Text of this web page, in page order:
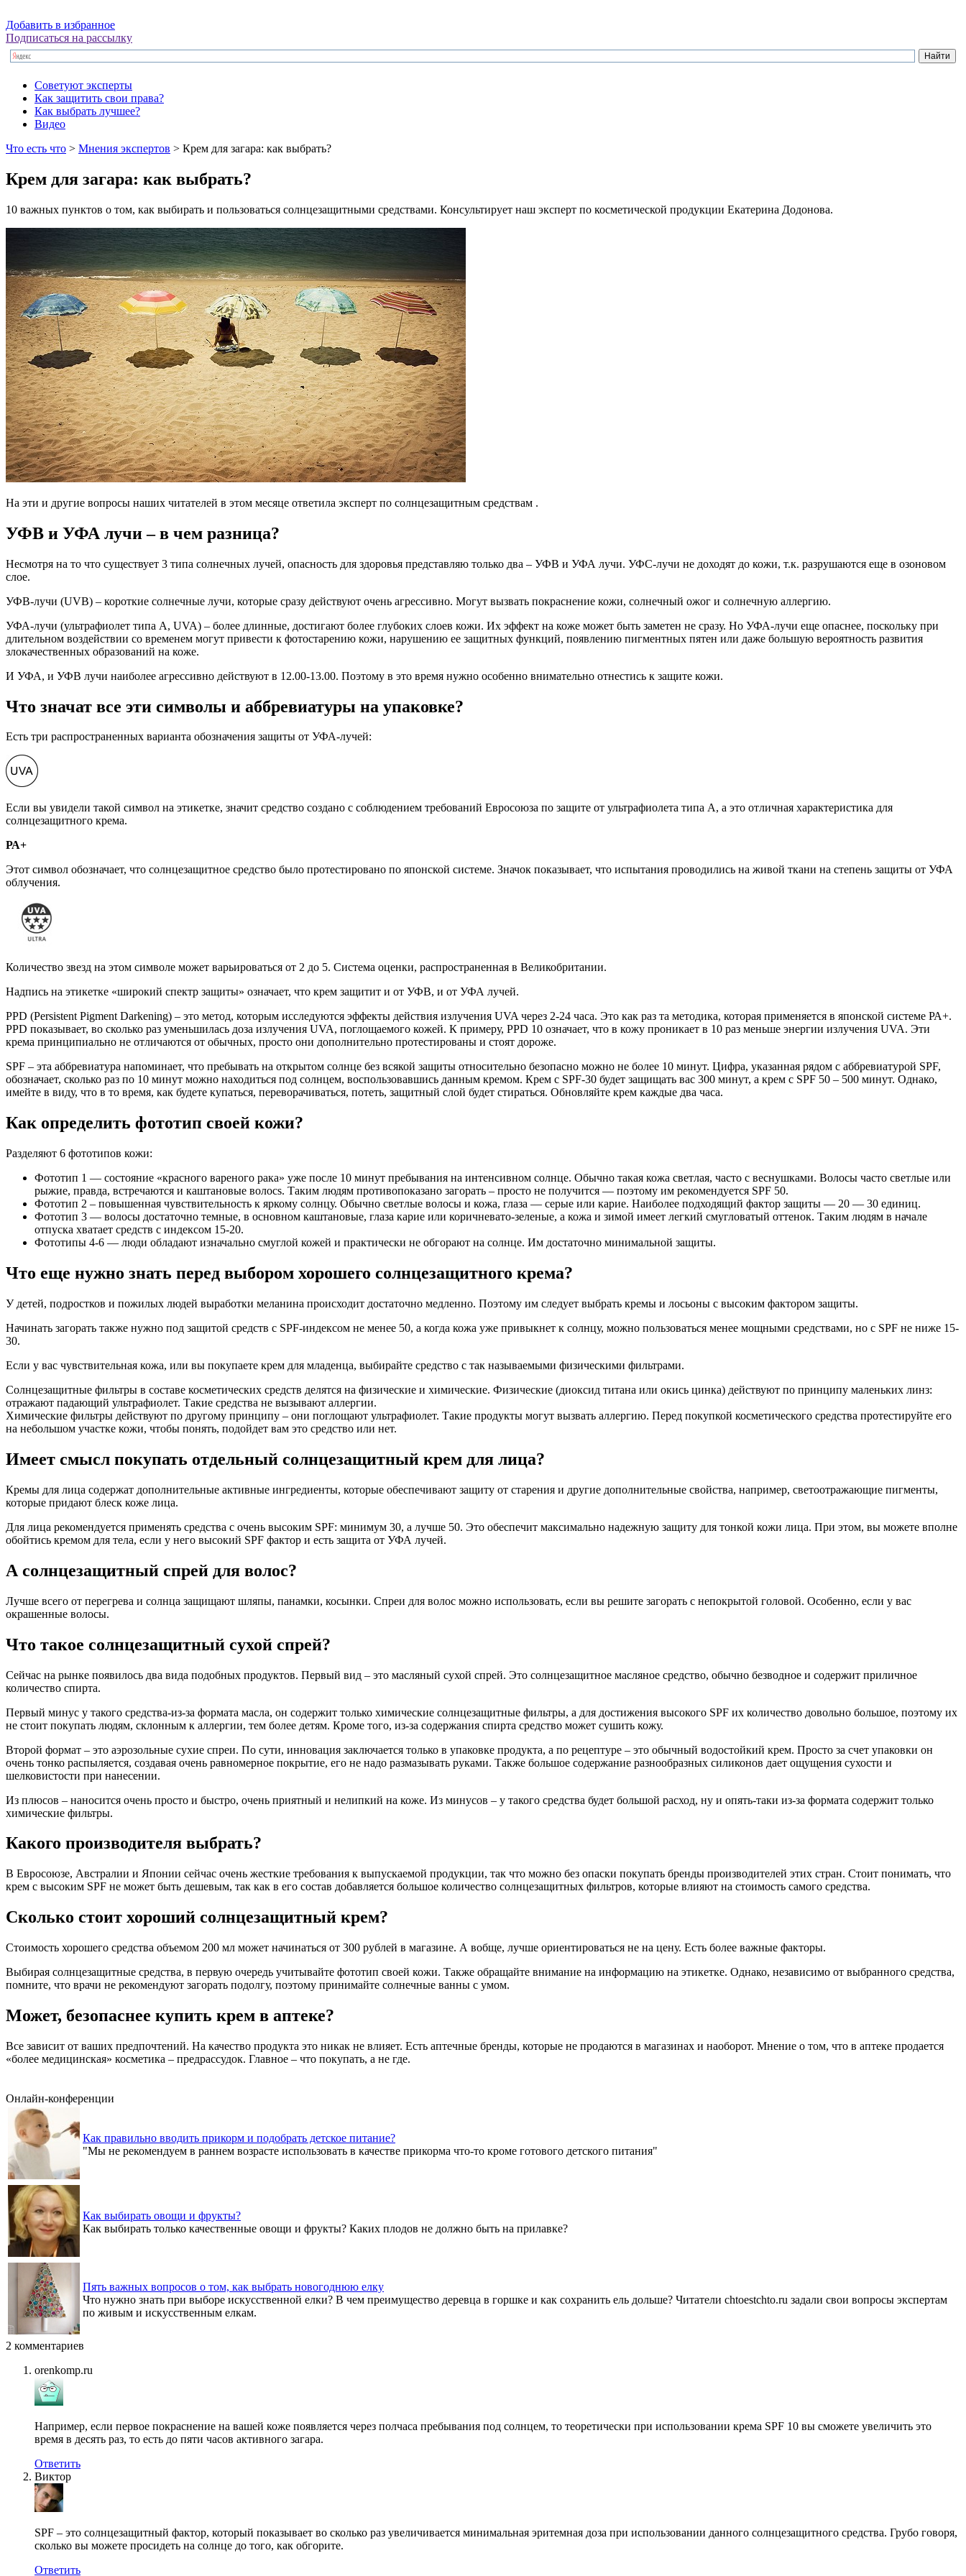
Добавить в избранное
Подписаться на рассылку
Советуют эксперты
Как защитить свои права?
Как выбрать лучшее?
Видео
Что есть что > Мнения экспертов > Крем для загара: как выбрать?
Крем для загара: как выбрать?
10 важных пунктов о том, как выбирать и пользоваться солнцезащитными средствами. Консультирует наш эксперт по косметической продукции Екатерина Додонова.
На эти и другие вопросы наших читателей в этом месяце ответила эксперт по солнцезащитным средствам .
УФВ и УФА лучи – в чем разница?
Несмотря на то что существует 3 типа солнечных лучей, опасность для здоровья представляю только два – УФВ и УФА лучи. УФС-лучи не доходят до кожи, т.к. разрушаются еще в озоновом
слое.
УФВ-лучи (UVB) – короткие солнечные лучи, которые сразу действуют очень агрессивно. Могут вызвать покраснение кожи, солнечный ожог и солнечную аллергию.
УФА-лучи (ультрафиолет типа A, UVA) – более длинные, достигают более глубоких слоев кожи. Их эффект на коже может быть заметен не сразу. Но УФА-лучи еще опаснее, поскольку при
длительном воздействии со временем могут привести к фотостарению кожи, нарушению ее защитных функций, появлению пигментных пятен или даже большую вероятность развития
злокачественных образований на коже.
И УФА, и УФВ лучи наиболее агрессивно действуют в 12.00-13.00. Поэтому в это время нужно особенно внимательно отнестись к защите кожи.
Что значат все эти символы и аббревиатуры на упаковке?
Есть три распространенных варианта обозначения защиты от УФА-лучей:
Если вы увидели такой символ на этикетке, значит средство создано с соблюдением требований Евросоюза по защите от ультрафиолета типа А, а это отличная характеристика для
солнцезащитного крема.
РА+
Этот символ обозначает, что солнцезащитное средство было протестировано по японской системе. Значок показывает, что испытания проводились на живой ткани на степень защиты от УФА
облучения.
Количество звезд на этом символе может варьироваться от 2 до 5. Система оценки, распространенная в Великобритании.
Надпись на этикетке «широкий спектр защиты» означает, что крем защитит и от УФВ, и от УФА лучей.
PPD (Persistent Pigment Darkening) – это метод, которым исследуются эффекты действия излучения UVA через 2-24 часа. Это как раз та методика, которая применяется в японской системе РА+.
PPD показывает, во сколько раз уменьшилась доза излучения UVA, поглощаемого кожей. К примеру, PPD 10 означает, что в кожу проникает в 10 раз меньше энергии излучения UVA. Эти
крема принципиально не отличаются от обычных, просто они дополнительно протестированы и стоят дороже.
SPF – эта аббревиатура напоминает, что пребывать на открытом солнце без всякой защиты относительно безопасно можно не более 10 минут. Цифра, указанная рядом с аббревиатурой SPF,
обозначает, сколько раз по 10 минут можно находиться под солнцем, воспользовавшись данным кремом. Крем с SPF-30 будет защищать вас 300 минут, а крем с SPF 50 – 500 минут. Однако,
имейте в виду, что в то время, как будете купаться, переворачиваться, потеть, защитный слой будет стираться. Обновляйте крем каждые два часа.
Как определить фототип своей кожи?
Разделяют 6 фототипов кожи:
Фототип 1 — состояние «красного вареного рака» уже после 10 минут пребывания на интенсивном солнце. Обычно такая кожа светлая, часто с веснушками. Волосы часто светлые или
рыжие, правда, встречаются и каштановые волосs. Таким людям противопоказано загорать – просто не получится — поэтому им рекомендуется SPF 50.
Фототип 2 – повышенная чувствительность к яркому солнцу. Обычно светлые волосы и кожа, глаза — серые или карие. Наиболее подходящий фактор защиты — 20 — 30 единиц.
Фототип 3 — волосы достаточно темные, в основном каштановые, глаза карие или коричневато-зеленые, а кожа и зимой имеет легкий смугловатый оттенок. Таким людям в начале
отпуска хватает средств с индексом 15-20.
Фототипы 4-6 — люди обладают изначально смуглой кожей и практически не обгорают на солнце. Им достаточно минимальной защиты.
Что еще нужно знать перед выбором хорошего солнцезащитного крема?
У детей, подростков и пожилых людей выработки меланина происходит достаточно медленно. Поэтому им следует выбрать кремы и лосьоны с высоким фактором защиты.
Начинать загорать также нужно под защитой средств с SPF-индексом не менее 50, а когда кожа уже привыкнет к солнцу, можно пользоваться менее мощными средствами, но с SPF не ниже 15-
30.
Если у вас чувствительная кожа, или вы покупаете крем для младенца, выбирайте средство с так называемыми физическими фильтрами.
Солнцезащитные фильтры в составе косметических средств делятся на физические и химические. Физические (диоксид титана или окись цинка) действуют по принципу маленьких линз:
отражают падающий ультрафиолет. Такие средства не вызывают аллергии.
Химические фильтры действуют по другому принципу – они поглощают ультрафиолет. Такие продукты могут вызвать аллергию. Перед покупкой косметического средства протестируйте его
на небольшом участке кожи, чтобы понять, подойдет вам это средство или нет.
Имеет смысл покупать отдельный солнцезащитный крем для лица?
Кремы для лица содержат дополнительные активные ингредиенты, которые обеспечивают защиту от старения и другие дополнительные свойства, например, светоотражающие пигменты,
которые придают блеск коже лица.
Для лица рекомендуется применять средства с очень высоким SPF: минимум 30, а лучше 50. Это обеспечит максимально надежную защиту для тонкой кожи лица. При этом, вы можете вполне
обойтись кремом для тела, если у него высокий SPF фактор и есть защита от УФА лучей.
А солнцезащитный спрей для волос?
Лучше всего от перегрева и солнца защищают шляпы, панамки, косынки. Спреи для волос можно использовать, если вы решите загорать с непокрытой головой. Особенно, если у вас
окрашенные волосы.
Что такое солнцезащитный сухой спрей?
Сейчас на рынке появилось два вида подобных продуктов. Первый вид – это масляный сухой спрей. Это солнцезащитное масляное средство, обычно безводное и содержит приличное
количество спирта.
Первый минус у такого средства-из-за формата масла, он содержит только химические солнцезащитные фильтры, а для достижения высокого SPF их количество довольно большое, поэтому их
не стоит покупать людям, склонным к аллергии, тем более детям. Кроме того, из-за содержания спирта средство может сушить кожу.
Второй формат – это аэрозольные сухие спреи. По сути, инновация заключается только в упаковке продукта, а по рецептуре – это обычный водостойкий крем. Просто за счет упаковки он
очень тонко распыляется, создавая очень равномерное покрытие, его не надо размазывать руками. Также большое содержание разнообразных силиконов дает ощущения сухости и
шелковистости при нанесении.
Из плюсов – наносится очень просто и быстро, очень приятный и нелипкий на коже. Из минусов – у такого средства будет большой расход, ну и опять-таки из-за формата содержит только
химические фильтры.
Какого производителя выбрать?
В Евросоюзе, Австралии и Японии сейчас очень жесткие требования к выпускаемой продукции, так что можно без опаски покупать бренды производителей этих стран. Стоит понимать, что
крем с высоким SPF не может быть дешевым, так как в его состав добавляется большое количество солнцезащитных фильтров, которые влияют на стоимость самого средства.
Сколько стоит хороший солнцезащитный крем?
Стоимость хорошего средства объемом 200 мл может начинаться от 300 рублей в магазине. А вобще, лучше ориентироваться не на цену. Есть более важные факторы.
Выбирая солнцезащитные средства, в первую очередь учитывайте фототип своей кожи. Также обращайте внимание на информацию на этикетке. Однако, независимо от выбранного средства,
помните, что врачи не рекомендуют загорать подолгу, поэтому принимайте солнечные ванны с умом.
Может, безопаснее купить крем в аптеке?
Все зависит от ваших предпочтений. На качество продукта это никак не влияет. Есть аптечные бренды, которые не продаются в магазинах и наоборот. Мнение о том, что в аптеке продается
«более медицинская» косметика – предрассудок. Главное – что покупать, а не где.
Онлайн-конференции
Как правильно вводить прикорм и подобрать детское питание?
"Мы не рекомендуем в раннем возрасте использовать в качестве прикорма что-то кроме готового детского питания"
Как выбирать овощи и фрукты?
Как выбирать только качественные овощи и фрукты? Каких плодов не должно быть на прилавке?
Пять важных вопросов о том, как выбрать новогоднюю елку
Что нужно знать при выборе искусственной елки? В чем преимущество деревца в горшке и как сохранить ель дольше? Читатели сhtoestchto.ru задали свои вопросы экспертам
по живым и искусственным елкам.
2 комментариев
orenkomp.ru
Например, если первое покраснение на вашей коже появляется через полчаса пребывания под солнцем, то теоретически при использовании крема SPF 10 вы сможете увеличить это
время в десять раз, то есть до пяти часов активного загара.
Ответить
Виктор
SPF – это солнцезащитный фактор, который показывает во сколько раз увеличивается минимальная эритемная доза при использовании данного солнцезащитного средства. Грубо говоря,
сколько вы можете просидеть на солнце до того, как обгорите.
Ответить